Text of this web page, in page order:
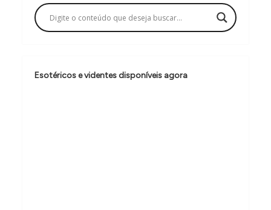
ç
ã
d
Esotéricos e videntes disponíveis agora